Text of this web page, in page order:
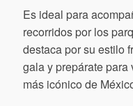
Es ideal para
recorridos por los
destaca por su estilo
gala y prepárate
más icónico de